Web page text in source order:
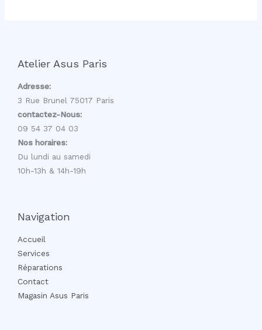
Atelier Asus Paris
Adresse:
3 Rue Brunel 75017 Paris
contactez-Nous:
09 54 37 04 03
Nos horaires:
Du lundi au samedi
10h-13h & 14h-19h
Navigation
Accueil
Services
Réparations
Contact
Magasin Asus Paris